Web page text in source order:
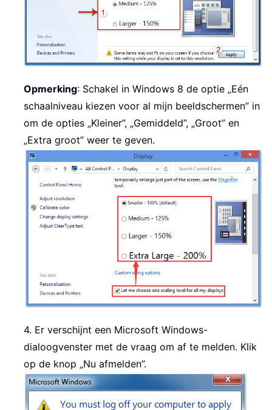
Opmerking: Schakel in Windows 8 de optie „Eén
schaalniveau kiezen voor al mijn beeldschermen” in
om de opties „Kleiner”, „Gemiddeld”, „Groot” en
„Extra groot” weer te geven.
4. Er verschijnt een Microsoft Windows-
dialoogvenster met de vraag om af te melden. Klik
op de knop „Nu afmelden”.